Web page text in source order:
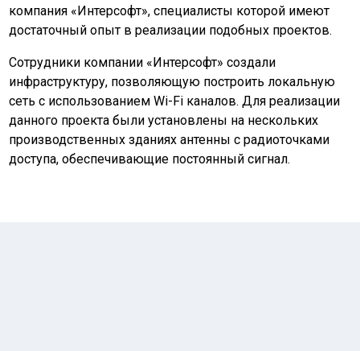
компания «Интерсофт», специалисты которой имеют
достаточный опыт в реализации подобных проектов.
Сотрудники компании «Интерсофт» создали
инфраструктуру, позволяющую построить локальную
сеть с использованиемWi-Fi каналов. Для реализации
данного проекта были установлены на нескольких
производственных зданиях антенны с радиоточками
доступа, обеспечивающие постоянный сигнал.